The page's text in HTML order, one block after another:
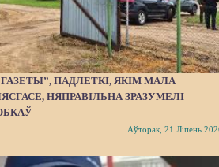
ПАДЛЕТКІ, ЯКІМ МАЛА
НЯПРАВІЛЬНА ЗРАЗУМЕЛІ
Аўторак, 21 Ліпень